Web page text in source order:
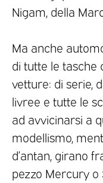
Nigam, della
Ma anche
di tutte le tasche
vetture: di serie,
livree e tutte le
ad avvicinarsi a
modellismo,
d’antan, girano
pezzo Mercury o